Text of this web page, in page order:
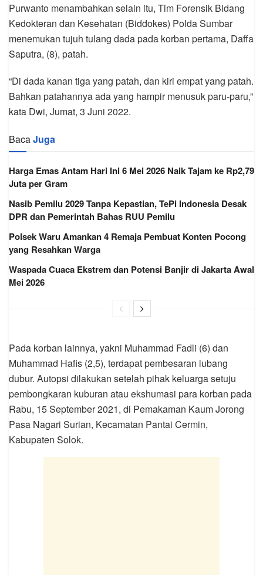
Purwanto menambahkan selain itu, Tim Forensik Bidang
Kedokteran dan Kesehatan (Biddokes) Polda Sumbar
menemukan tujuh tulang dada pada korban pertama, Daffa
Saputra, (8), patah.
“Di dada kanan tiga yang patah, dan kiri empat yang patah.
Bahkan patahannya ada yang hampir menusuk paru-paru,”
kata Dwi, Jumat, 3 Juni 2022.
BacaJuga
Harga Emas Antam Hari Ini 6 Mei 2026 Naik Tajam ke Rp2,79
Juta per Gram
Nasib Pemilu 2029 Tanpa Kepastian, TePi Indonesia Desak
DPR dan Pemerintah Bahas RUU Pemilu
Polsek Waru Amankan 4 Remaja Pembuat Konten Pocong
yang Resahkan Warga
Waspada Cuaca Ekstrem dan Potensi Banjir di Jakarta Awal
Mei 2026
Pada korban lainnya, yakni Muhammad Fadli (6) dan
Muhammad Hafis (2,5), terdapat pembesaran lubang
dubur. Autopsi dilakukan setelah pihak keluarga setuju
pembongkaran kuburan atau ekshumasi para korban pada
Rabu, 15 September 2021, di Pemakaman Kaum Jorong
Pasa Nagari Surian, Kecamatan Pantai Cermin,
Kabupaten Solok.